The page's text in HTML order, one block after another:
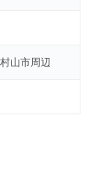
山市周辺